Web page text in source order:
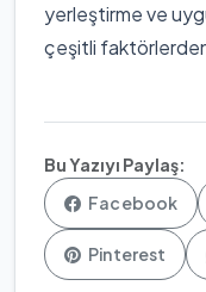
yerleştirme ve
çeşitli
Bu Yazıyı Paylaş:
Facebook
Pinterest